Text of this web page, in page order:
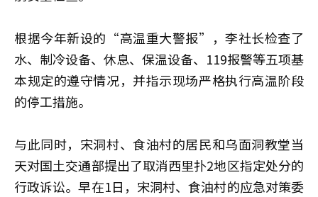
根据今年新设的“高温重大警报”，李社长检查了
水、制冷设备、休息、保温设备、119报警等五项基
本规定的遵守情况，并指示现场严格执行高温阶段
的停工措施。
与此同时，宋洞村、食油村的居民和乌面洞教堂当
天对国土交通部提出了取消西里扑2地区指定处分的
行政诉讼。早在1日，宋洞村、食油村的应急对策委